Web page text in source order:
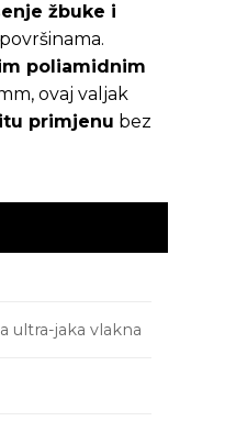
žbuke i
poliamidnim
ovaj valjak
primjenu bez
ultra-jaka vlakna